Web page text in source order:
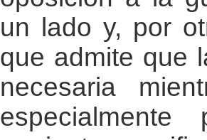
un lado y, por
que admite que
necesaria